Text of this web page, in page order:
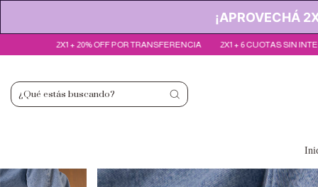
¡APROVECHÁ
POR TRANSFERENCIA 2X1 + 6 CUOTAS SIN INTERÉS 2X1 + 20% OFF